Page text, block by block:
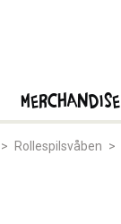
> Rollespilsvåben >
Merchandise